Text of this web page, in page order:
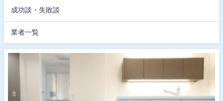
成功談・失敗談
業者一覧